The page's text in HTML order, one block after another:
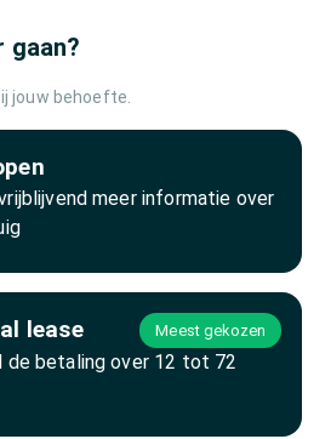
gaan?
jouw behoefte.
meer informatie over
lease Meest gekozen
de betaling over 12 tot 72